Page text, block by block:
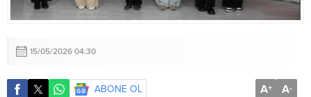
15/05/2026 04:30
ABONE OL A+ A-